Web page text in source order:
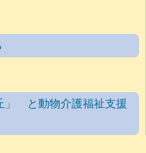
と動物介護福祉支援